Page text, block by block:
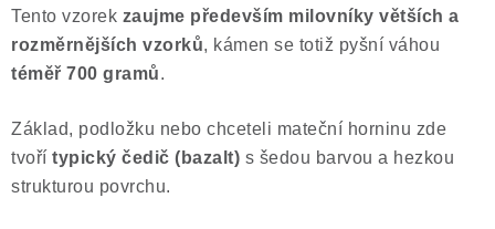
Formulář pro uplatnění reklamace
Formulář pro odstoupení od smlouvy
Tento vzorek zaujme především milovníky větších a
rozměrnějších vzorků, kámen se totiž pyšní váhou
téměř 700 gramů.
Základ, podložku nebo chceteli mateční horninu zde
tvoří typický čedič (bazalt) s šedou barvou a hezkou
strukturou povrchu.